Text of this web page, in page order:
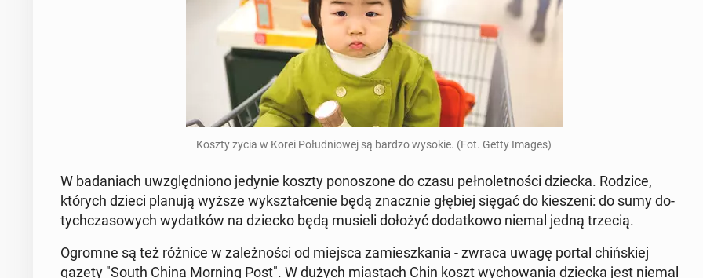
Koszty życia w Korei Po­łu­dnio­wej są bardzo wysokie. (Fot. Getty Images)
W ba­da­niach uwzględ­nio­no jedynie koszty po­no­szo­ne do czasu peł­no­let­no­ści dziecka. Rodzice,
których dzieci planują wyższe wy­kształ­ce­nie będą znacz­nie głębiej sięgać do kie­sze­ni: do sumy do­
tych­cza­so­wych wy­dat­ków na dziecko będą musieli dołożyć do­dat­ko­wo niemal jedną trzecią.
Ogromne są też różnice w za­leż­no­ści od miejsca za­miesz­ka­nia - zwraca uwagę portal chiń­skiej
gazety "South China Morning Post". W dużych mia­stach Chin koszt wy­cho­wa­nia dziecka jest niemal